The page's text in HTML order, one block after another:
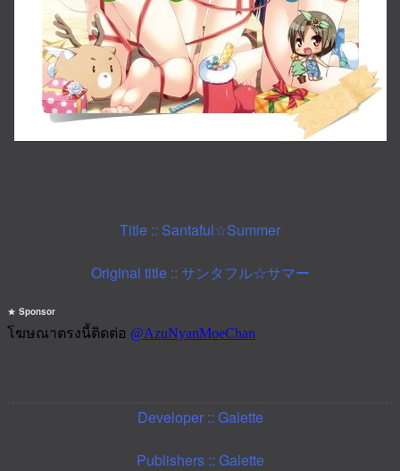
Title :: Santaful☆Summer
Original title :: サンタフル☆サマー
Sponsor
Developer :: Galette
Publishers :: Galette